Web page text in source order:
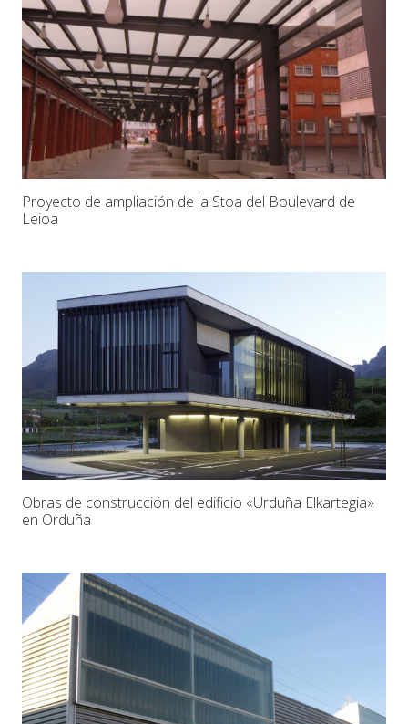
Proyecto de ampliación de la Stoa del Boulevard de
Leioa
Obras de construcción del edificio «Urduña Elkartegia»
en Orduña